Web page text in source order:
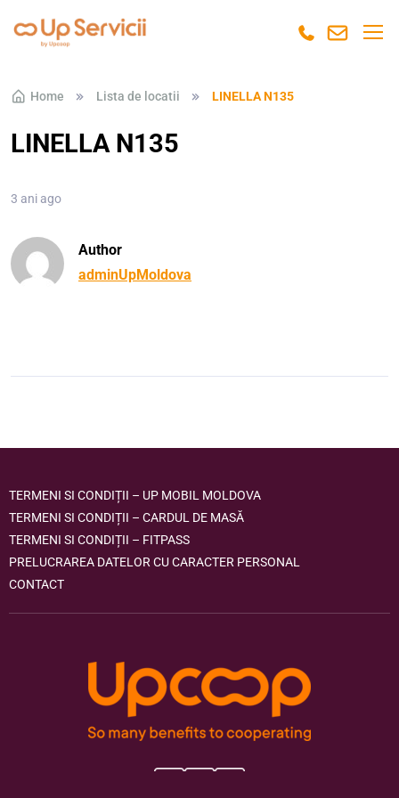
Skip to navigation
Skip to content
Home Lista de locatii LINELLA N135
LINELLA N135
3 ani ago
Author
adminUpMoldova
TERMENI SI CONDIȚII – UP MOBIL MOLDOVA
TERMENI SI CONDIȚII – CARDUL DE MASĂ
TERMENI SI CONDIȚII – FITPASS
PRELUCRAREA DATELOR CU CARACTER PERSONAL
CONTACT